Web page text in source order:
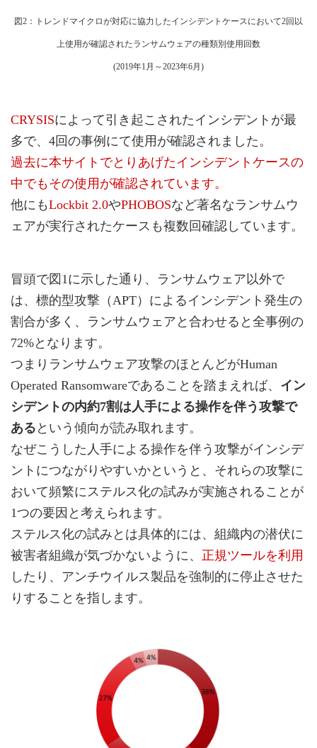
図2：トレンドマイクロが対応に協力したインシデントケースにおいて2回以
上使用が確認されたランサムウェアの種類別使用回数
(2019年1月～2023年6月)
CRYSISによって引き起こされたインシデントが最
多で、4回の事例にて使用が確認されました。
過去に本サイトでとりあげたインシデントケースの
中でもその使用が確認されています。
他にもLockbit 2.0やPHOBOSなど著名なランサムウ
ェアが実行されたケースも複数回確認しています。
冒頭で図1に示した通り、ランサムウェア以外で
は、標的型攻撃（APT）によるインシデント発生の
割合が多く、ランサムウェアと合わせると全事例の
72%となります。
つまりランサムウェア攻撃のほとんどがHuman
Operated Ransomwareであることを踏まえれば、 イン
シデントの内約7割は人手による操作を伴う攻撃で
ある という傾向が読み取れます。
なぜこうした人手による操作を伴う攻撃がインシデ
ントにつながりやすいかというと、それらの攻撃に
おいて頻繁にステルス化の試みが実施されることが
1つの要因と考えられます。
ステルス化の試みとは具体的には、組織内の潜伏に
被害者組織が気づかないように、 正規ツールを利用
したり、アンチウイルス製品を強制的に停止させた
りすることを指します。